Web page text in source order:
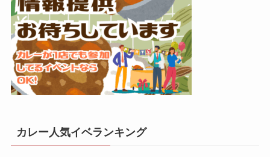
カレー人気イベランキング